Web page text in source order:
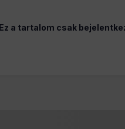
Ez a tartalom csak